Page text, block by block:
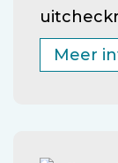
Meer